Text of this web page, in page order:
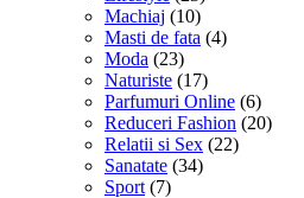
Machiaj (10)
Masti de fata (4)
Moda (23)
Naturiste (17)
Parfumuri Online (6)
Reduceri Fashion (20)
Relatii si Sex (22)
Sanatate (34)
Sport (7)